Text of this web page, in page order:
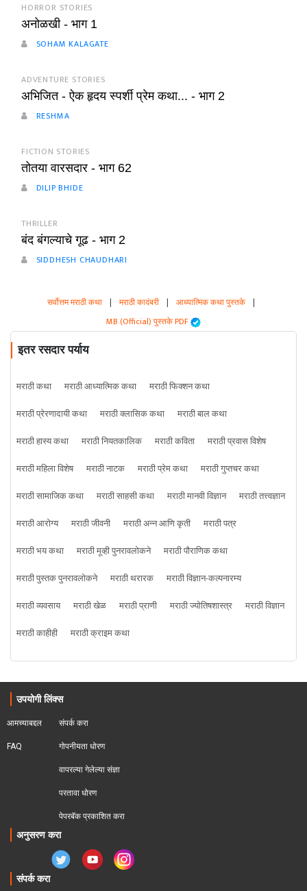
HORROR STORIES
अनोळखी - भाग 1
SOHAM KALAGATE
ADVENTURE STORIES
अभिजित - ऐक हृदय स्पर्शी प्रेम कथा... - भाग 2
RESHMA
FICTION STORIES
तोतया वारसदार - भाग 62
DILIP BHIDE
THRILLER
बंद बंगल्याचे गूढ - भाग 2
SIDDHESH CHAUDHARI
सर्वोत्तम मराठी कथा | मराठी कादंबरी | आध्यात्मिक कथा पुस्तके |
MB (Official) पुस्तके PDF
इतर रसदार पर्याय
मराठी कथा मराठी आध्यात्मिक कथा
मराठी फिक्शन कथा
मराठी प्रेरणादायी कथा
मराठी क्लासिक कथा
मराठी बाल कथा
मराठी हास्य कथा
मराठी नियतकालिक मराठी कविता
मराठी प्रवास विशेष
मराठी महिला विशेष
मराठी नाटक मराठी प्रेम कथा
मराठी गुप्तचर कथा
मराठी सामाजिक कथा
मराठी साहसी कथा मराठी मानवी विज्ञान
मराठी तत्त्वज्ञान
मराठी आरोग्य
मराठी जीवनी मराठी अन्न आणि कृती
मराठी पत्र
मराठी भय कथा
मराठी मूव्ही पुनरावलोकने
मराठी पौराणिक कथा
मराठी पुस्तक पुनरावलोकने
मराठी थरारक
मराठी विज्ञान-कल्पनारम्य
मराठी व्यवसाय
मराठी खेळ मराठी प्राणी मराठी ज्योतिषशास्त्र
मराठी विज्ञान
मराठी काहीही
मराठी क्राइम कथा
उपयोगी लिंक्स
आमच्याबद्दल
FAQ
संपर्क करा
गोपनीयता धोरण
वापरल्या गेलेल्या संज्ञा
परतावा धोरण
पेपरबॅक प्रकाशित करा
अनुसरण करा
संपर्क करा